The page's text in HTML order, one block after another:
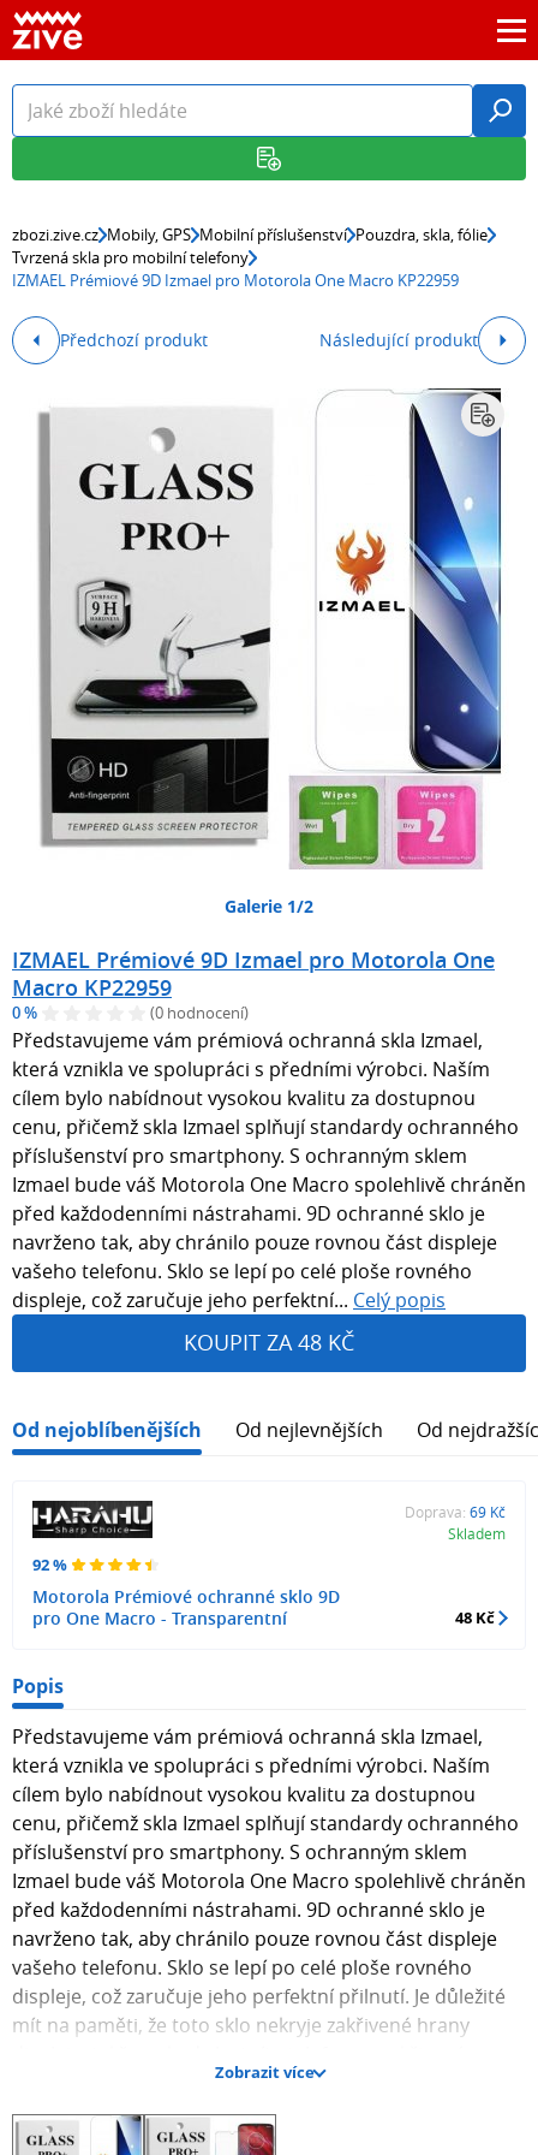
zbozi.zive.cz Mobily, GPS Mobilní příslušenství Pouzdra, skla, fólie
Tvrzená skla pro mobilní telefony
IZMAEL Prémiové 9D Izmael pro Motorola One Macro KP22959
Předchozí produkt Následující produkt
Galerie 1/2
IZMAEL Prémiové 9D Izmael pro Motorola One
Macro KP22959
0 % (0 hodnocení)
Představujeme vám prémiová ochranná skla Izmael,
která vznikla ve spolupráci s předními výrobci. Naším
cílem bylo nabídnout vysokou kvalitu za dostupnou
cenu, přičemž skla Izmael splňují standardy ochranného
příslušenství pro smartphony. S ochranným sklem
Izmael bude váš Motorola One Macro spolehlivě chráněn
před každodenními nástrahami. 9D ochranné sklo je
navrženo tak, aby chránilo pouze rovnou část displeje
vašeho telefonu. Sklo se lepí po celé ploše rovného
displeje, což zaručuje jeho perfektní... Celý popis
KOUPIT ZA 48 KČ
Od nejoblíbenějších Od nejlevnějších Od
92 %
Motorola Prémiové ochranné sklo 9D
pro One Macro - Transparentní
Doprava: 69 Kč
Skladem
48 Kč
Popis
Představujeme vám prémiová ochranná skla Izmael,
která vznikla ve spolupráci s předními výrobci. Naším
cílem bylo nabídnout vysokou kvalitu za dostupnou
cenu, přičemž skla Izmael splňují standardy ochranného
příslušenství pro smartphony. S ochranným sklem
Izmael bude váš Motorola One Macro spolehlivě chráněn
před každodenními nástrahami. 9D ochranné sklo je
navrženo tak, aby chránilo pouze rovnou část displeje
vašeho telefonu. Sklo se lepí po celé ploše rovného
displeje, což zaručuje jeho perfektní přilnutí. Je důležité
mít na paměti, že toto sklo nekryje zakřivené hrany
displejem, ochrana se vztahuje pouze na rovné části.
Návod na aplikaci ochranného skla Instalace
ochranného skla je jednoduchá a rychlá. Displej
Zobrazit více